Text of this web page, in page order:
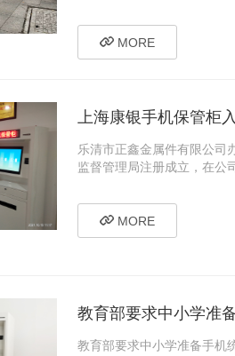
MORE
上海康银手机保管柜
乐清市正鑫金属件有限公司
监督管理局注册成立，在公
MORE
教育部要求中小学准
教育部要求中小学准备手机